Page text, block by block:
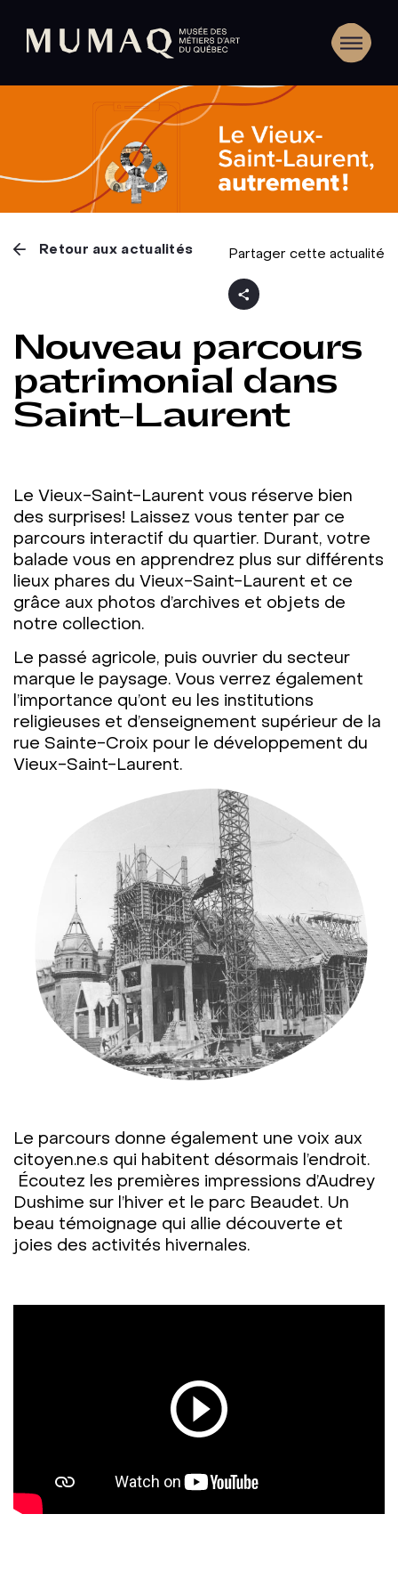
Retour aux actualités Partager cette actualité
Nouveau parcours
patrimonial dans
Saint-Laurent
Le Vieux-Saint-Laurent vous réserve bien
des surprises! Laissez vous tenter par ce
parcours interactif du quartier. Durant, votre
balade vous en apprendrez plus sur différents
lieux phares du Vieux-Saint-Laurent et ce
grâce aux photos d’archives et objets de
notre collection.
Le passé agricole, puis ouvrier du secteur
marque le paysage. Vous verrez également
l’importance qu’ont eu les institutions
religieuses et d’enseignement supérieur de la
rue Sainte-Croix pour le développement du
Vieux-Saint-Laurent.
Le parcours donne également une voix aux
citoyen.ne.s qui habitent désormais l’endroit.
Écoutez les premières impressions d’Audrey
Dushime sur l’hiver et le parc Beaudet. Un
beau témoignage qui allie découverte et
joies des activités hivernales.